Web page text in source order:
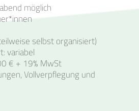
möglich
selbst organisiert)
variabel
€ + 19% MwSt
Vollverpflegung und